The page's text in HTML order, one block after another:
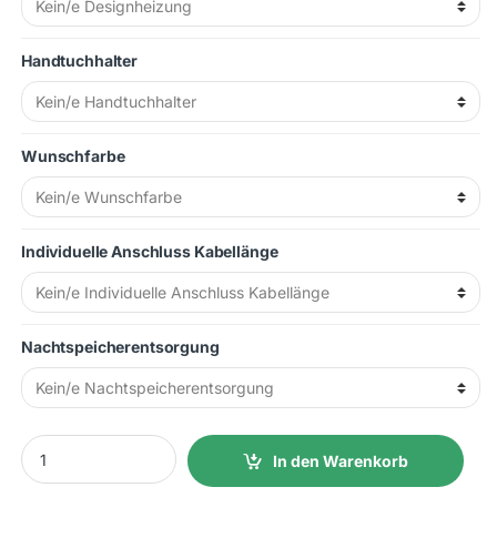
Handtuchhalter
Wunschfarbe
Individuelle Anschluss Kabellänge
Nachtspeicherentsorgung
Elektroheizung Paketset 2000 Watt mit Wandmontageset
In den Warenkorb